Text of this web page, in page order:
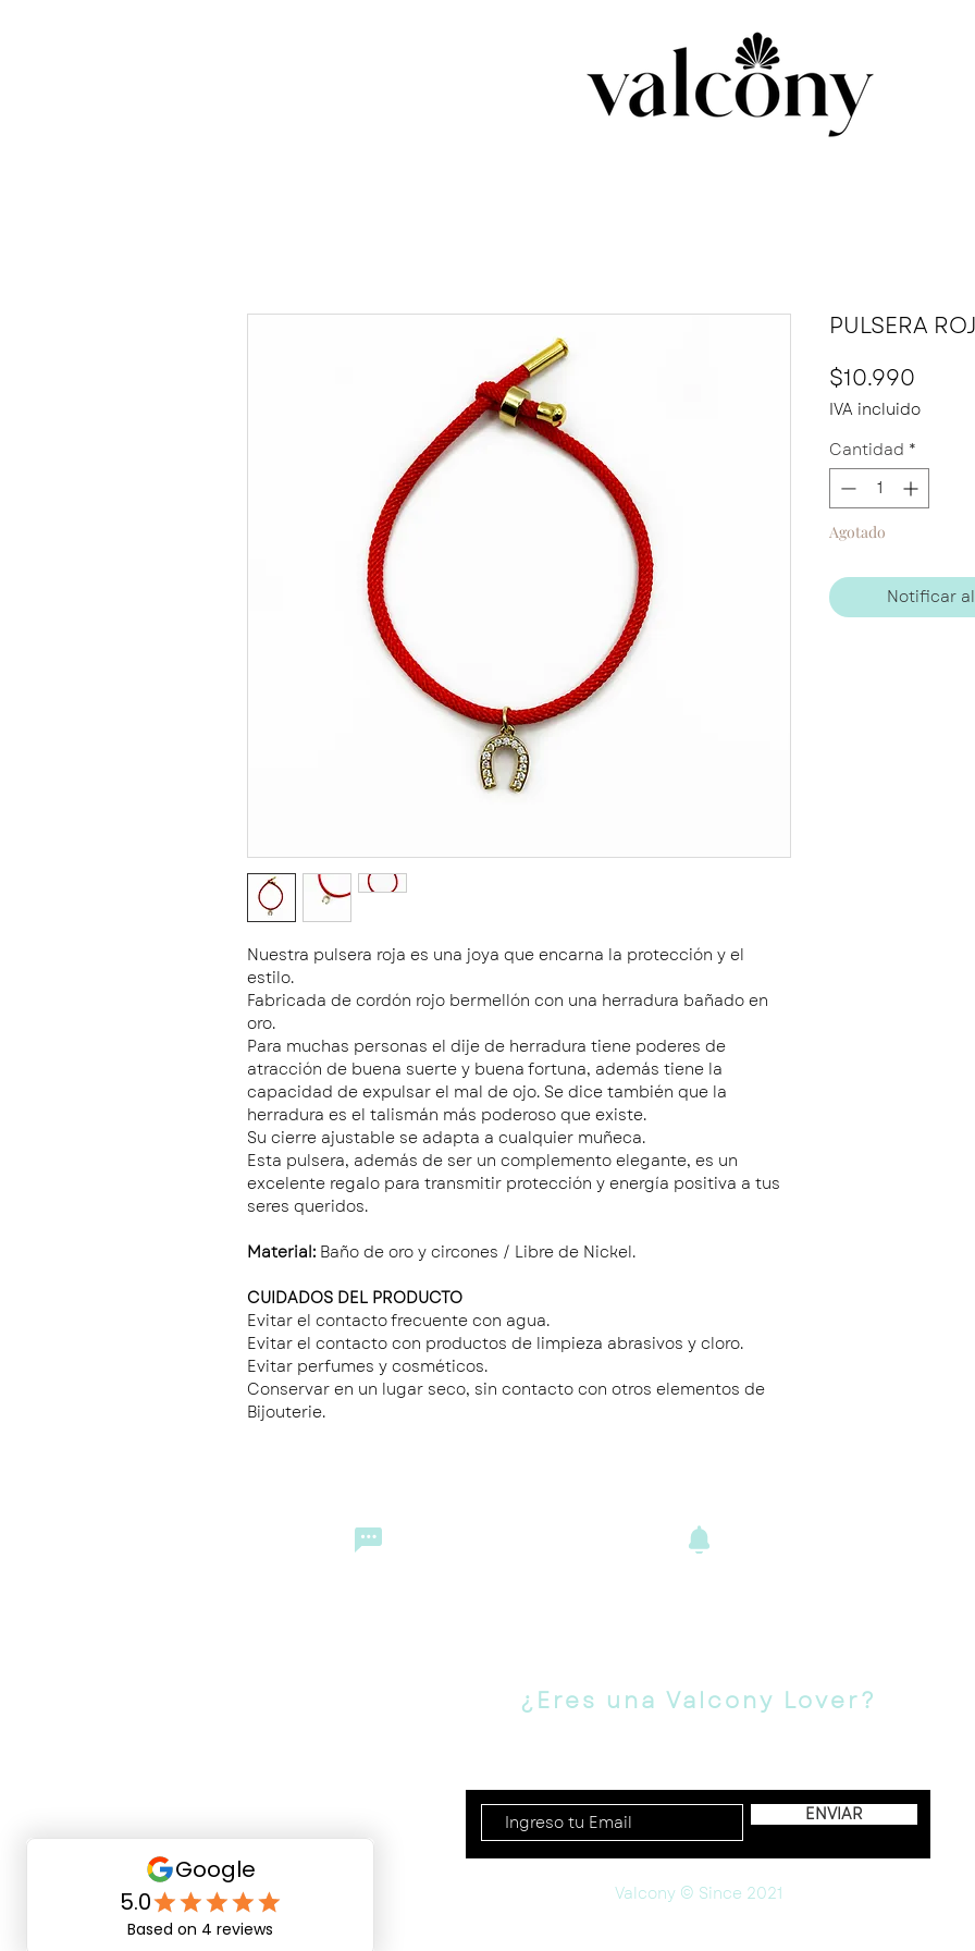
Nuestra pulsera roja es una joya que encarna la protección y el
estilo.
Fabricada de cordón rojo bermellón con una herradura bañado en
oro.
Para muchas personas el dije de herradura tiene poderes de
atracción de buena suerte y buena fortuna, además tiene la
capacidad de expulsar el mal de ojo. Se dice también que la
herradura es el talismán más poderoso que existe.
Su cierre ajustable se adapta a cualquier muñeca.
Esta pulsera, además de ser un complemento elegante, es un
excelente regalo para transmitir protección y energía positiva a tus
seres queridos.
Material: Baño de oro y circones / Libre de Nickel.
CUIDADOS DEL PRODUCTO
Evitar el contacto frecuente con agua.
Evitar el contacto con productos de limpieza abrasivos y cloro.
Evitar perfumes y cosméticos.
Conservar en un lugar seco, sin contacto con otros elementos de
Bijouterie.
PULSERA
$10.990
IVA incluido
Cantidad *
Agotado
Notificar
¿Eres una Valcony Lover?
ENVIAR
Valcony © Since 2021